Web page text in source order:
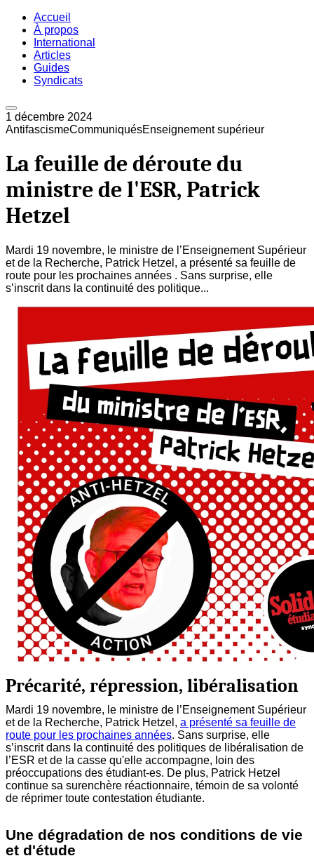
Accueil
À propos
International
Articles
Guides
Syndicats
1 décembre 2024
AntifascismeCommuniquésEnseignement supérieur
La feuille de déroute du
ministre de l'ESR, Patrick
Hetzel
Mardi 19 novembre, le ministre de l’Enseignement Supérieur
et de la Recherche, Patrick Hetzel, a présenté sa feuille de
route pour les prochaines années . Sans surprise, elle
s’inscrit dans la continuité des politique...
Précarité, répression, libéralisation
Mardi 19 novembre, le ministre de l’Enseignement Supérieur
et de la Recherche, Patrick Hetzel, a présenté sa feuille de
route pour les prochaines années. Sans surprise, elle
s’inscrit dans la continuité des politiques de libéralisation de
l’ESR et de la casse qu'elle accompagne, loin des
préoccupations des étudiant-es. De plus, Patrick Hetzel
continue sa surenchère réactionnaire, témoin de sa volonté
de réprimer toute contestation étudiante.
Une dégradation de nos conditions de vie
et d'étude